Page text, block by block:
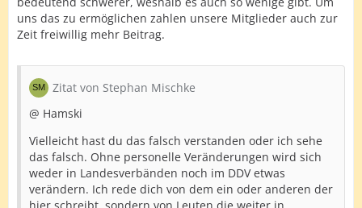
uns das zu ermöglichen zahlen unsere Mitglieder auch zur
Zeit freiwillig mehr Beitrag.
Zitat von Stephan Mischke
@ Hamski
Vielleicht hast du das falsch verstanden oder ich sehe
das falsch. Ohne personelle Veränderungen wird sich
weder in Landesverbänden noch im DDV etwas
verändern. Ich rede dich von dem ein oder anderen der